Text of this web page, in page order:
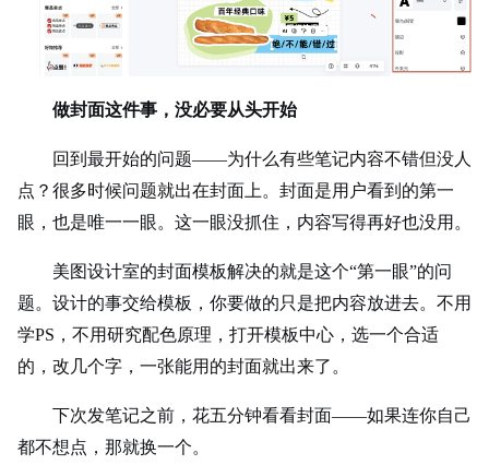
做封面这件事，没必要从头开始
回到最开始的问题——为什么有些笔记内容不错但没人
点？很多时候问题就出在封面上。封面是用户看到的第一
眼，也是唯一一眼。这一眼没抓住，内容写得再好也没用。
美图设计室的封面模板解决的就是这个“第一眼”的问
题。设计的事交给模板，你要做的只是把内容放进去。不用
学PS，不用研究配色原理，打开模板中心，选一个合适
的，改几个字，一张能用的封面就出来了。
下次发笔记之前，花五分钟看看封面——如果连你自己
都不想点，那就换一个。